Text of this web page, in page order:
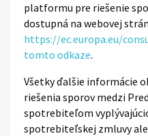
platformu pre riešenie
dostupná na webovej
https://ec.europa.eu/
tomto odkaze.
Všetky ďalšie informácie
riešenia sporov medzi
spotrebiteľom
spotrebiteľskej zmluvy